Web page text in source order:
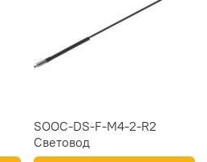
SOOC-DS-F-M4-2-R2
Световод